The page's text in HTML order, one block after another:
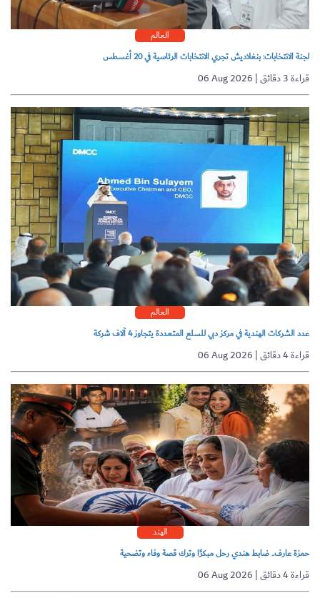
العالم
لجنة الانتخابات: بنغلاديش تجري الانتخابات الرئاسية في 20 أغسطس
06 Aug 2026 | قراءة 3 دقائق
العالم
عدد الشركات الهندية في مركز دبي للسلع المتعددة يتجاوز 4 آلاف شركة
06 Aug 2026 | قراءة 4 دقائق
الهند
حمزة عارف.. ضابط هندي رحل مبكرًا وترك قصة وفاء وتضحية
06 Aug 2026 | قراءة 4 دقائق